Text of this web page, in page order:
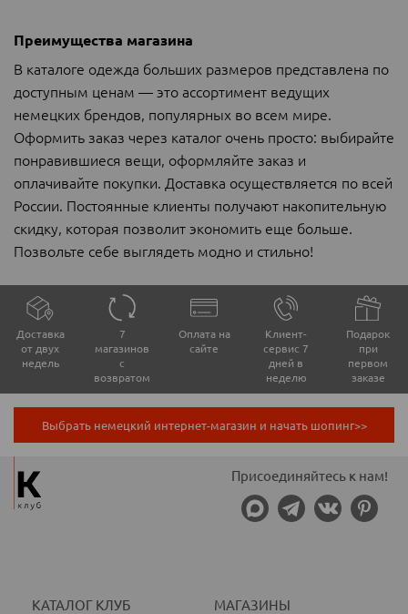
Преимущества магазина
В каталоге одежда больших размеров представлена по
доступным ценам — это ассортимент ведущих
немецких брендов, популярных во всем мире.
Оформить заказ через каталог очень просто: выбирайте
понравившиеся вещи, оформляйте заказ и
оплачивайте покупки. Доставка осуществляется по всей
России. Постоянные клиенты получают накопительную
скидку, которая позволит экономить еще больше.
Позвольте себе выглядеть модно и стильно!
Доставка
от двух
недель
7
магазинов
с
возвратом
Оплата на
сайте
Клиент-
сервис 7
дней в
неделю
Подарок
при
первом
заказе
Выбрать немецкий интернет-магазин и начать шопинг>>
Присоединяйтесь к нам!
КАТАЛОГ КЛУБ
МАГАЗИНЫ